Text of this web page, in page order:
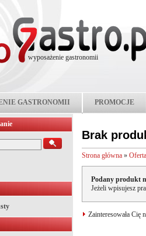
wyposażenie gastronomii
GASTRONOMII PROMOCJE
Brak
Strona główna » Oferta
Podany produkt
Jeżeli wpisujesz
Zainteresowała Cię